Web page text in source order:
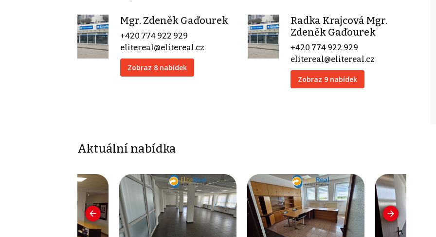
Mgr. Zdeněk Gaďourek
+420 774 922 929
elitereal@elitereal.cz
Zobraz 8 nabídek
Radka Krajcová Mgr.
Zdeněk Gaďourek
+420 774 922 929
elitereal@elitereal.cz
Zobraz 9 nabídek
Aktuální nabídka